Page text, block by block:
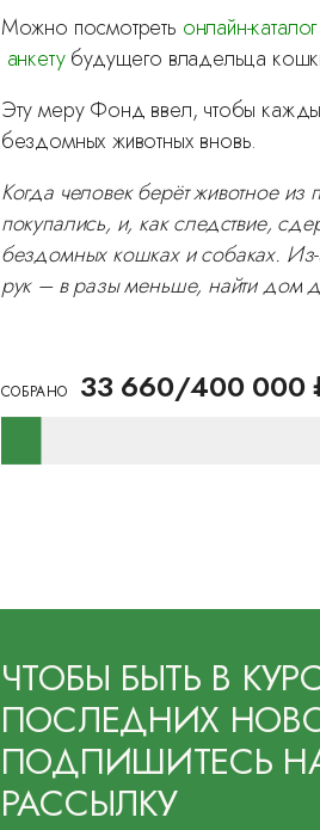
Можно посмотреть онлайн-каталог
анкетубудущего владельца
Эту меру Фонд ввел, чтобы
бездомных животных вновь.
Когда человек берёт животное
покупались, и, как следствие,
бездомных кошках и собаках.
рук – в разы меньше, найти дом
CОБРАНО 33 660/400 000
ЧТОБЫ БЫТЬ В
ПОСЛЕДНИХ
ПОДПИШИТЕСЬ
РАССЫЛКУ